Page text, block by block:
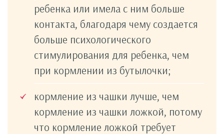
ребенка или имела с ним больше
контакта, благодаря чему создается
больше психологического
стимулирования для ребенка, чем
при кормлении из бутылочки;
кормление из чашки лучше, чем
кормление из чашки ложкой, потому
что кормление ложкой требует